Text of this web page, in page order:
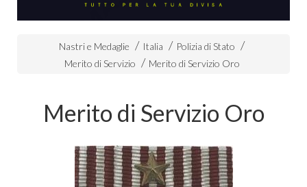
Nastri e Medaglie Italia
Polizia di Stato
Merito di Servizio
Merito di Servizio Oro
Merito di Servizio Oro